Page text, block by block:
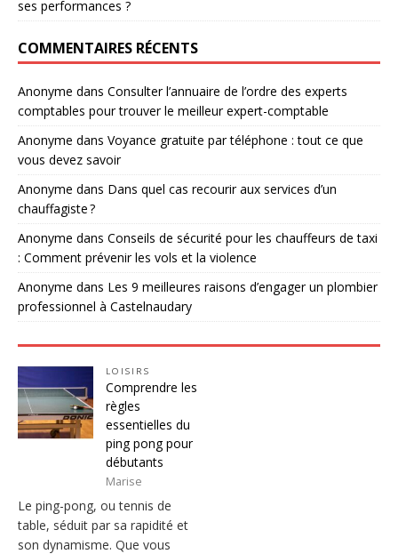
ses performances ?
COMMENTAIRES RÉCENTS
Anonyme dans Consulter l’annuaire de l’ordre des experts
comptables pour trouver le meilleur expert-comptable
Anonyme dans Voyance gratuite par téléphone : tout ce que
vous devez savoir
Anonyme dans Dans quel cas recourir aux services d’un
chauffagiste ?
Anonyme dans Conseils de sécurité pour les chauffeurs de taxi
: Comment prévenir les vols et la violence
Anonyme dans Les 9 meilleures raisons d’engager un plombier
professionnel à Castelnaudary
LOISIRS
Comprendre les
règles
essentielles du
ping pong pour
débutants
Marise
Le ping-pong, ou tennis de
table, séduit par sa rapidité et
son dynamisme. Que vous